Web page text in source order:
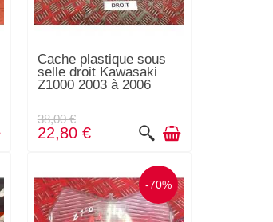
Cache plastique sous
selle droit Kawasaki
Z1000 2003 à 2006
38,00 €
22,80 €
-70%